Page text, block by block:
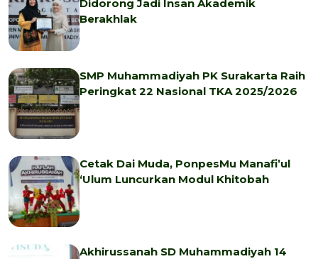
Didorong Jadi Insan Akademik
Berakhlak
SMP Muhammadiyah PK Surakarta Raih
Peringkat 22 Nasional TKA 2025/2026
Cetak Dai Muda, PonpesMu Manafi’ul
‘Ulum Luncurkan Modul Khitobah
Akhirussanah SD Muhammadiyah 14